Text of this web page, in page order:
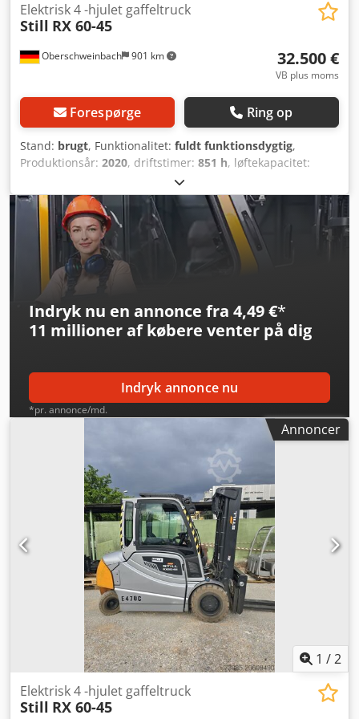
Oberschweinbach 901 km
Elektrisk 4 -hjulet gaffeltruck
Still RX 60-45
32.500 €
VB plus moms
Forespørge Ring op
Stand: brugt, Funktionalitet: fuldt funktionsdygtig,
Produktionsår: 2020, driftstimer: 851 h, løftekapacitet:
4.600 mm
mastetype:triplex, bygningshøjde:2.450 mm, drivtype:
Elektro , Elektrisk 4-hjulet truck Masttype: Triplex Tilstand:
Klar til brug og fuldt funktionsdygtig Teknisk stand: God
Sideskifter, gaffelspreder, 3. ventil, 4. ventil, varme, STVZO,
fuldkabine, fuld friløft, Cedew Ezmcspfx Amasrf
Indryk nu en annonce fra 4,49 €*
11 millioner af købere venter på dig
Indryk annonce nu
*pr. annonce/md.
Annoncer
1 /2
Elektrisk 4 -hjulet gaffeltruck
Still RX 60-45